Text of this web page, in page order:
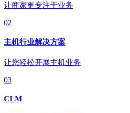
让商家更专注于业务
02
主机行业解决方案
让您轻松开展主机业务
03
CLM